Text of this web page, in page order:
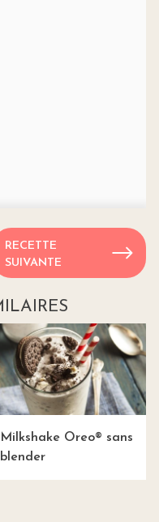
RECETTE
SUIVANTE
Milkshake Oreo® sans
blender